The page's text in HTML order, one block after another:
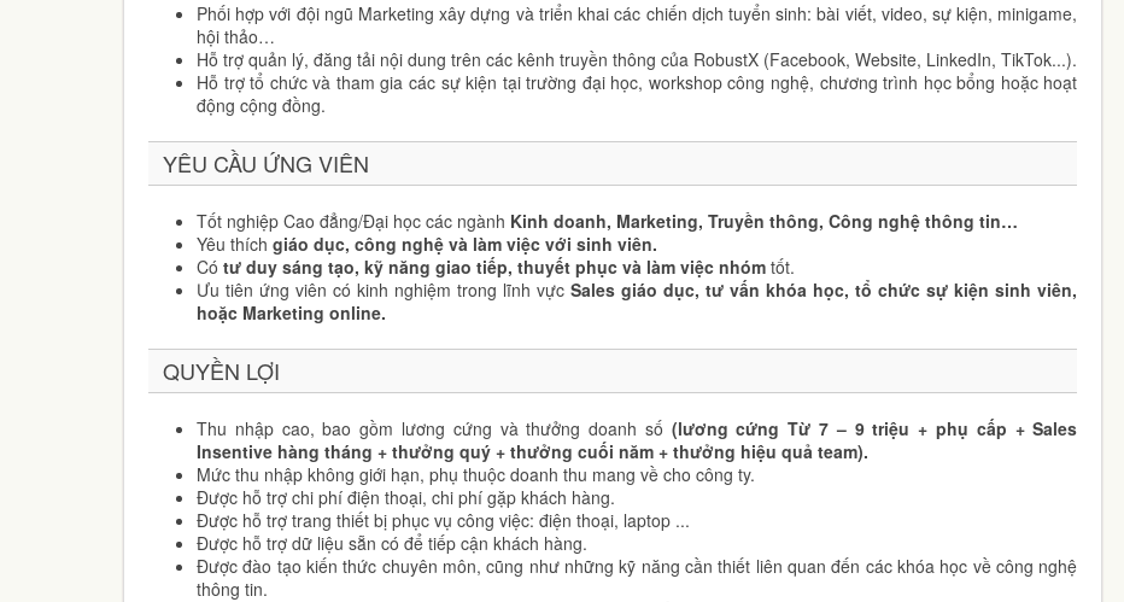
Phối hợp với đội ngũ Marketing xây dựng và triển khai các chiến dịch tuyển sinh: bài viết, video, sự kiện, minigame,
hội thảo…
Hỗ trợ quản lý, đăng tải nội dung trên các kênh truyền thông của RobustX (Facebook, Website, LinkedIn, TikTok...).
Hỗ trợ tổ chức và tham gia các sự kiện tại trường đại học, workshop công nghệ, chương trình học bổng hoặc hoạt
động cộng đồng.
YÊU CẦU ỨNG VIÊN
Tốt nghiệp Cao đẳng/Đại học các ngành Kinh doanh, Marketing, Truyền thông, Công nghệ thông tin…
Yêu thích giáo dục, công nghệ và làm việc với sinh viên.
Có tư duy sáng tạo, kỹ năng giao tiếp, thuyết phục và làm việc nhóm tốt.
Ưu tiên ứng viên có kinh nghiệm trong lĩnh vựcSales giáo dục, tư vấn khóa học, tổ chức sự kiện sinh viên,
hoặc Marketing online.
QUYỀN LỢI
Thu nhập cao, bao gồm lương cứng và thưởng doanh số (lương cứng Từ 7 – 9 triệu + phụ cấp + Sales
Insentive hàng tháng + thưởng quý + thưởng cuối năm + thưởng hiệu quả team).
Mức thu nhập không giới hạn, phụ thuộc doanh thu mang về cho công ty.
Được hỗ trợ chi phí điện thoại, chi phí gặp khách hàng.
Được hỗ trợ trang thiết bị phục vụ công việc: điện thoại, laptop ...
Được hỗ trợ dữ liệu sẵn có để tiếp cận khách hàng.
Được đào tạo kiến thức chuyên môn, cũng như những kỹ năng cần thiết liên quan đến các khóa học về công nghệ
thông tin.